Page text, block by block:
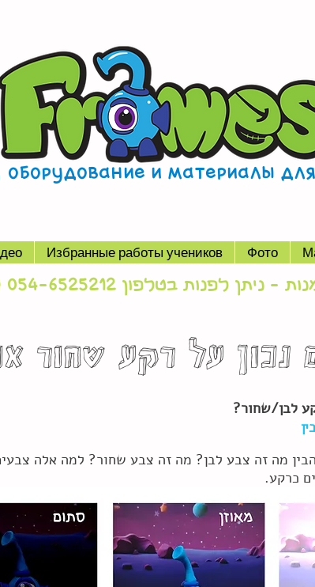
и материалы
Избранные работы учеников Фото
לפנות בטלפון 054-6525212 (סטאס)
נכון על רקע שחור
לבן/שחור?
מה זה צבע לבן? מה זה צבע שחור? למה אלה
כרקע.